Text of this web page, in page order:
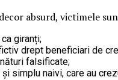
absurd, victimele
giranți;
drept beneficiari de
falsificate;
și simplu naivi, care au